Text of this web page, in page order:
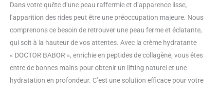
Dans votre quête d’une peau raffermie et d’apparence lisse,
l’apparition des rides peut être une préoccupation majeure. Nous
comprenons ce besoin de retrouver une peau ferme et éclatante,
qui soit à la hauteur de vos attentes. Avec la crème hydratante
« DOCTOR BABOR », enrichie en peptides de collagène, vous êtes
entre de bonnes mains pour obtenir un lifting naturel et une
hydratation en profondeur. C’est une solution efficace pour votre